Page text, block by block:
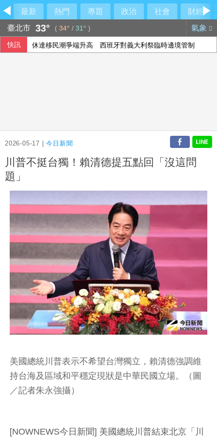
最新 熱門 專題 政治 社會
財經
臺北市 33° ( 34° / 31° ) 氣象
快訊 休達移民潮爭端升高 西班牙對義大利祭臨時邊境管制
2026-05-17 |今日新聞
川普不挺台獨！賴清德提五點回「沒這問
題」
美國總統川普表示不希望台灣獨立，賴清德強調維
持台海及區域和平穩定現狀是中華民國立場。（圖
／記者朱永強攝）
[NOWNEWS今日新聞] 美國總統川普結束北京「川